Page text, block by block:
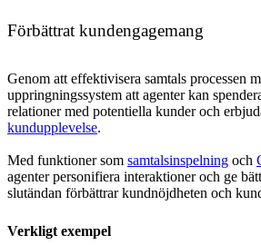
Förbättrat kundengagemang
Genom att effektivisera samtals processen
uppringningssystem att agenter kan
relationer med potentiella kunder och
kundupplevelse.
Med funktioner som samtalsinspelning och
agenter personifiera interaktioner och ge
slutändan förbättrar kundnöjdheten och
Verkligt exempel